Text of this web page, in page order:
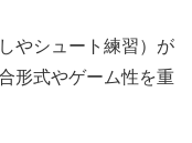
やシュート練習）が
形式やゲーム性を重